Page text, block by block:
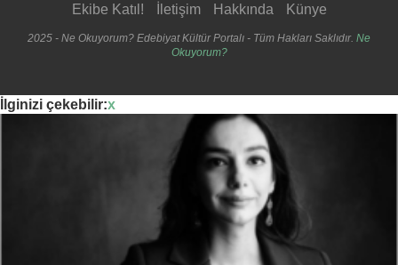
Ekibe Katıl! İletişim Hakkında Künye
2025 - Ne Okuyorum? Edebiyat Kültür Portalı - Tüm Hakları Saklıdır. Ne
Okuyorum?
İlginizi çekebilir:x